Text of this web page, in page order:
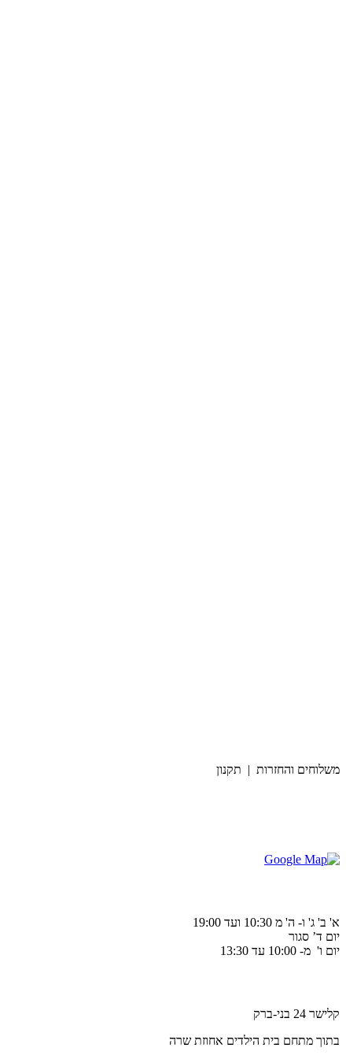
משלוחים והחזרות | תקנון
א' ב' ג' ו- ה' מ 10:30 ועד 19:00
יום ד’ סגור
יום ו' מ- 10:00 עד 13:30
קלישר 24 בני-ברק
בתוך מתחם בית הילדים אחוזת שרה